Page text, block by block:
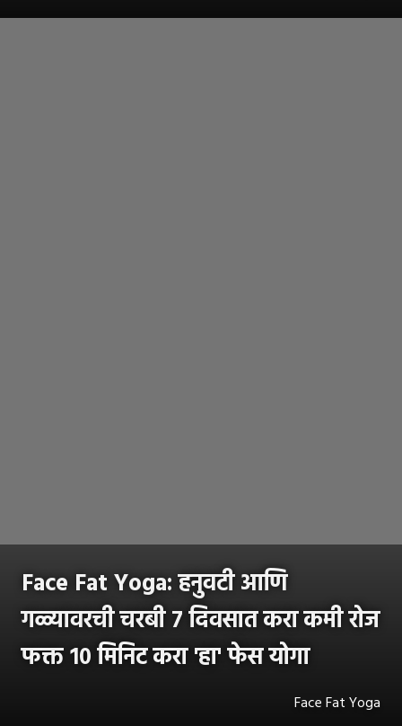
Face Fat Yoga: हनुवटी आणि
गळ्यावरची चरबी ७ दिवसात करा कमी रोज
फक्त १० मिनिट करा 'हा' फेस योगा
Face Fat Yoga